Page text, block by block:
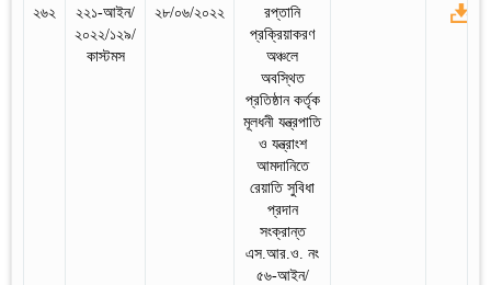
২৬২
২২১-আইন/
২০২২/১২৯/
কাস্টমস
২৮/০৬/২০২২
রপ্তানি
প্রক্রিয়াকরণ
অঞ্চলে
অবস্থিত
প্রতিষ্ঠান কর্তৃক
মূলধনী যন্ত্রপাতি
ও যন্ত্রাংশ
আমদানিতে
রেয়াতি সুবিধা
প্রদান
সংক্রান্ত
এস.আর.ও. নং
৫৬-আইন/